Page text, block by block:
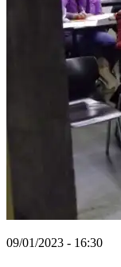
09/01/2023 - 16:30